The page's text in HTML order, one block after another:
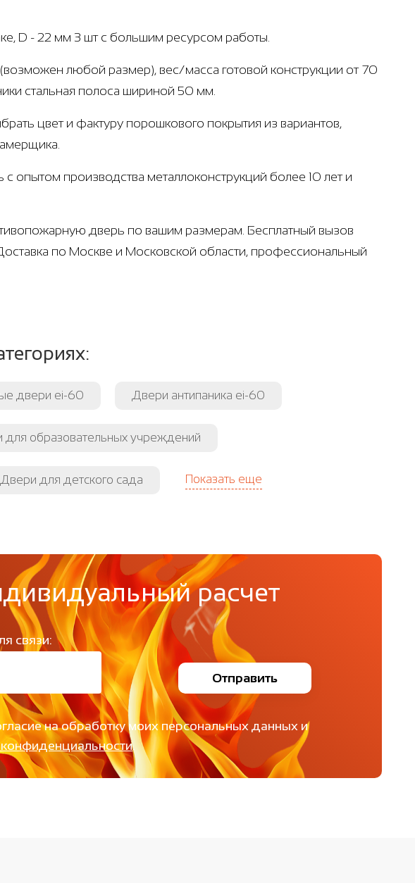
D - 22 мм 3 шт с большим ресурсом работы.
любой размер), вес/масса готовой конструкции от 70
стальная полоса шириной 50 мм.
цвет и фактуру порошкового покрытия из вариантов,
опытом производства металлоконструкций более 10 лет и
дверь по вашим размерам. Бесплатный вызов
по Москве и Московской области, профессиональный
двери ei-60 Двери антипаника ei-60
для образовательных учреждений
Двери для детского сада Показать еще
расчет
связи:
Отправить
на обработку моих персональных данных и
.